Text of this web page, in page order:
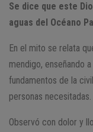
Se dice que este
aguas del Océano
En el mito se relata
mendigo, enseñando
fundamentos de la
personas necesitadas.
Observó con dolor y